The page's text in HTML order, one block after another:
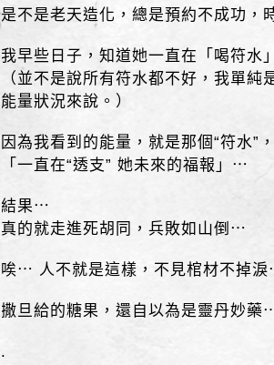
是不是老天造化，總是預約不成功
我早些日子，知道她一直在「喝符水
（並不是說所有符水都不好，我單
能量狀況來說。）
因為我看到的能量，就是那個“符水”
「一直在“透支” 她未來的福報」⋯
結果⋯
真的就走進死胡同，兵敗如山倒⋯
唉⋯ 人不就是這樣，不見棺材不掉
撒旦給的糖果，還自以為是靈丹妙藥
.